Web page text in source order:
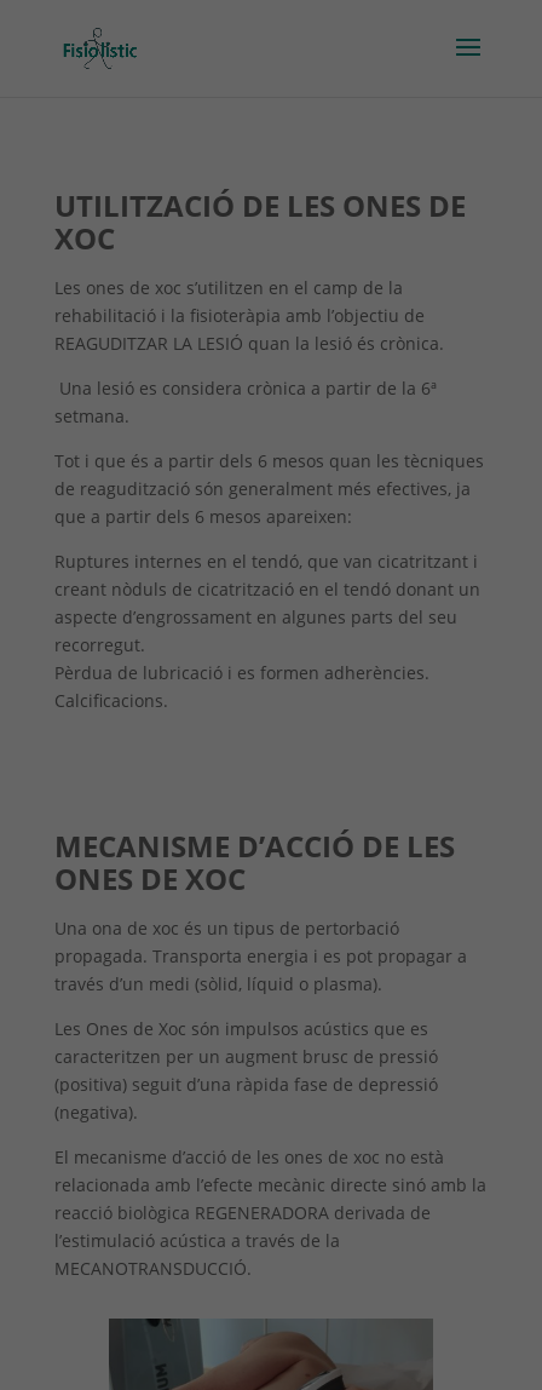
UTILITZACIÓ DE LES ONES DE
XOC
Les ones de xoc s’utilitzen en el camp de la
rehabilitació i la fisioteràpia amb l’objectiu de
REAGUDITZAR LA LESIÓ quan la lesió és crònica.
Una lesió es considera crònica a partir de la 6ª
setmana.
Tot i que és a partir dels 6 mesos quan les tècniques
de reagudització són generalment més efectives, ja
que a partir dels 6 mesos apareixen:
Ruptures internes en el tendó, que van cicatritzant i
creant nòduls de cicatrització en el tendó donant un
aspecte d’engrossament en algunes parts del seu
recorregut.
Pèrdua de lubricació i es formen adherències.
Calcificacions.
MECANISME D’ACCIÓ DE LES
ONES DE XOC
Una ona de xoc és un tipus de pertorbació
propagada. Transporta energia i es pot propagar a
través d’un medi (sòlid, líquid o plasma).
Les Ones de Xoc són impulsos acústics que es
caracteritzen per un augment brusc de pressió
(positiva) seguit d’una ràpida fase de depressió
(negativa).
El mecanisme d’acció de les ones de xoc no està
relacionada amb l’efecte mecànic directe sinó amb la
reacció biològica REGENERADORA derivada de
l’estimulació acústica a través de la
MECANOTRANSDUCCIÓ.